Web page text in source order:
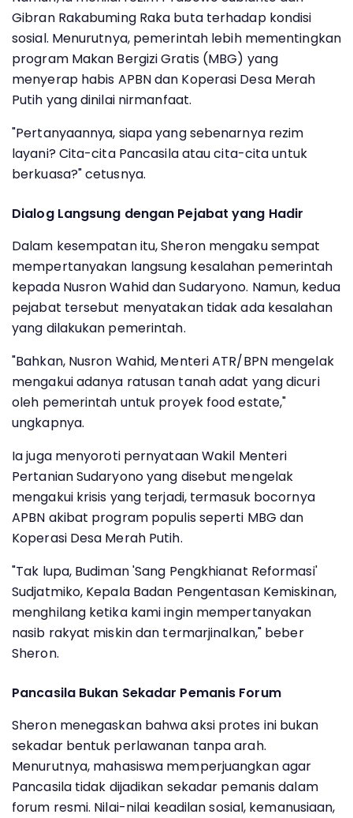
Gibran Rakabuming Raka buta terhadap kondisi
sosial. Menurutnya, pemerintah lebih mementingkan
program Makan Bergizi Gratis (MBG) yang
menyerap habis APBN dan Koperasi Desa Merah
Putih yang dinilai nirmanfaat.
"Pertanyaannya, siapa yang sebenarnya rezim
layani? Cita-cita Pancasila atau cita-cita untuk
berkuasa?" cetusnya.
Dialog Langsung dengan Pejabat yang Hadir
Dalam kesempatan itu, Sheron mengaku sempat
mempertanyakan langsung kesalahan pemerintah
kepada Nusron Wahid dan Sudaryono. Namun, kedua
pejabat tersebut menyatakan tidak ada kesalahan
yang dilakukan pemerintah.
"Bahkan, Nusron Wahid, Menteri ATR/BPN mengelak
mengakui adanya ratusan tanah adat yang dicuri
oleh pemerintah untuk proyek food estate,"
ungkapnya.
Ia juga menyoroti pernyataan Wakil Menteri
Pertanian Sudaryono yang disebut mengelak
mengakui krisis yang terjadi, termasuk bocornya
APBN akibat program populis seperti MBG dan
Koperasi Desa Merah Putih.
"Tak lupa, Budiman 'Sang Pengkhianat Reformasi'
Sudjatmiko, Kepala Badan Pengentasan Kemiskinan,
menghilang ketika kami ingin mempertanyakan
nasib rakyat miskin dan termarjinalkan," beber
Sheron.
Pancasila Bukan Sekadar Pemanis Forum
Sheron menegaskan bahwa aksi protes ini bukan
sekadar bentuk perlawanan tanpa arah.
Menurutnya, mahasiswa memperjuangkan agar
Pancasila tidak dijadikan sekadar pemanis dalam
forum resmi. Nilai-nilai keadilan sosial, kemanusiaan,